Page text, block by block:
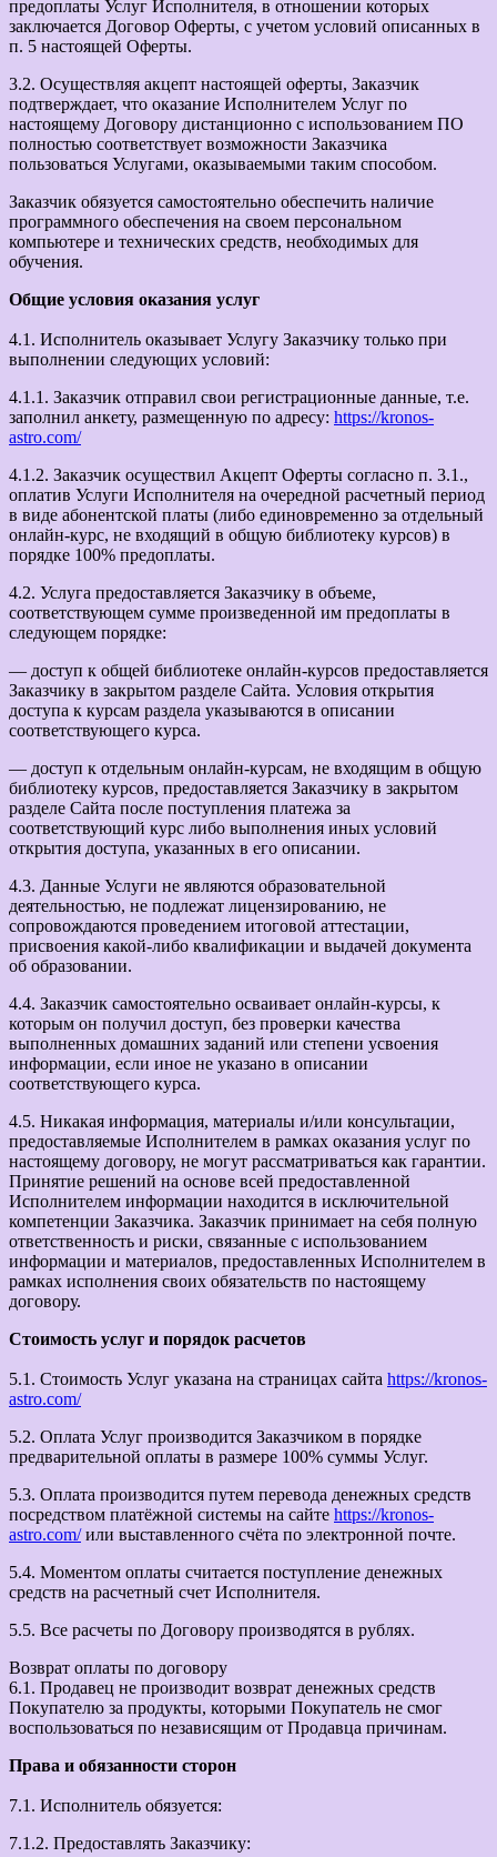
предоплаты Услуг Исполнителя, в отношении которых
заключается Договор Оферты, с учетом условий описанных в
п. 5 настоящей Оферты.
3.2. Осуществляя акцепт настоящей оферты, Заказчик
подтверждает, что оказание Исполнителем Услуг по
настоящему Договору дистанционно с использованием ПО
полностью соответствует возможности Заказчика
пользоваться Услугами, оказываемыми таким способом.
Заказчик обязуется самостоятельно обеспечить наличие
программного обеспечения на своем персональном
компьютере и технических средств, необходимых для
обучения.
Общие условия оказания услуг
4.1. Исполнитель оказывает Услугу Заказчику только при
выполнении следующих условий:
4.1.1. Заказчик отправил свои регистрационные данные, т.е.
заполнил анкету, размещенную по адресу: https://kronos-
astro.com/
4.1.2. Заказчик осуществил Акцепт Оферты согласно п. 3.1.,
оплатив Услуги Исполнителя на очередной расчетный период
в виде абонентской платы (либо единовременно за отдельный
онлайн-курс, не входящий в общую библиотеку курсов) в
порядке 100% предоплаты.
4.2. Услуга предоставляется Заказчику в объеме,
соответствующем сумме произведенной им предоплаты в
следующем порядке:
— доступ к общей библиотеке онлайн-курсов предоставляется
Заказчику в закрытом разделе Сайта. Условия открытия
доступа к курсам раздела указываются в описании
соответствующего курса.
— доступ к отдельным онлайн-курсам, не входящим в общую
библиотеку курсов, предоставляется Заказчику в закрытом
разделе Сайта после поступления платежа за
соответствующий курс либо выполнения иных условий
открытия доступа, указанных в его описании.
4.3. Данные Услуги не являются образовательной
деятельностью, не подлежат лицензированию, не
сопровождаются проведением итоговой аттестации,
присвоения какой-либо квалификации и выдачей документа
об образовании.
4.4. Заказчик самостоятельно осваивает онлайн-курсы, к
которым он получил доступ, без проверки качества
выполненных домашних заданий или степени усвоения
информации, если иное не указано в описании
соответствующего курса.
4.5. Никакая информация, материалы и/или консультации,
предоставляемые Исполнителем в рамках оказания услуг по
настоящему договору, не могут рассматриваться как гарантии.
Принятие решений на основе всей предоставленной
Исполнителем информации находится в исключительной
компетенции Заказчика. Заказчик принимает на себя полную
ответственность и риски, связанные с использованием
информации и материалов, предоставленных Исполнителем в
рамках исполнения своих обязательств по настоящему
договору.
Стоимость услуг и порядок расчетов
5.1. Стоимость Услуг указана на страницах сайта https://kronos-
astro.com/
5.2. Оплата Услуг производится Заказчиком в порядке
предварительной оплаты в размере 100% суммы Услуг.
5.3. Оплата производится путем перевода денежных средств
посредством платёжной системы на сайте https://kronos-
astro.com/или выставленного счёта по электронной почте.
5.4. Моментом оплаты считается поступление денежных
средств на расчетный счет Исполнителя.
5.5. Все расчеты по Договору производятся в рублях.
Возврат оплаты по договору
6.1. Продавец не производит возврат денежных средств
Покупателю за продукты, которыми Покупатель не смог
воспользоваться по независящим от Продавца причинам.
Права и обязанности сторон
7.1. Исполнитель обязуется:
7.1.2. Предоставлять Заказчику: